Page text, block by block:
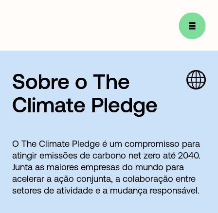
Sobre o The
Climate Pledge
O The Climate Pledge é um compromisso para
atingir emissões de carbono net zero até 2040.
Junta as maiores empresas do mundo para
acelerar a ação conjunta, a colaboração entre
setores de atividade e a mudança responsável.